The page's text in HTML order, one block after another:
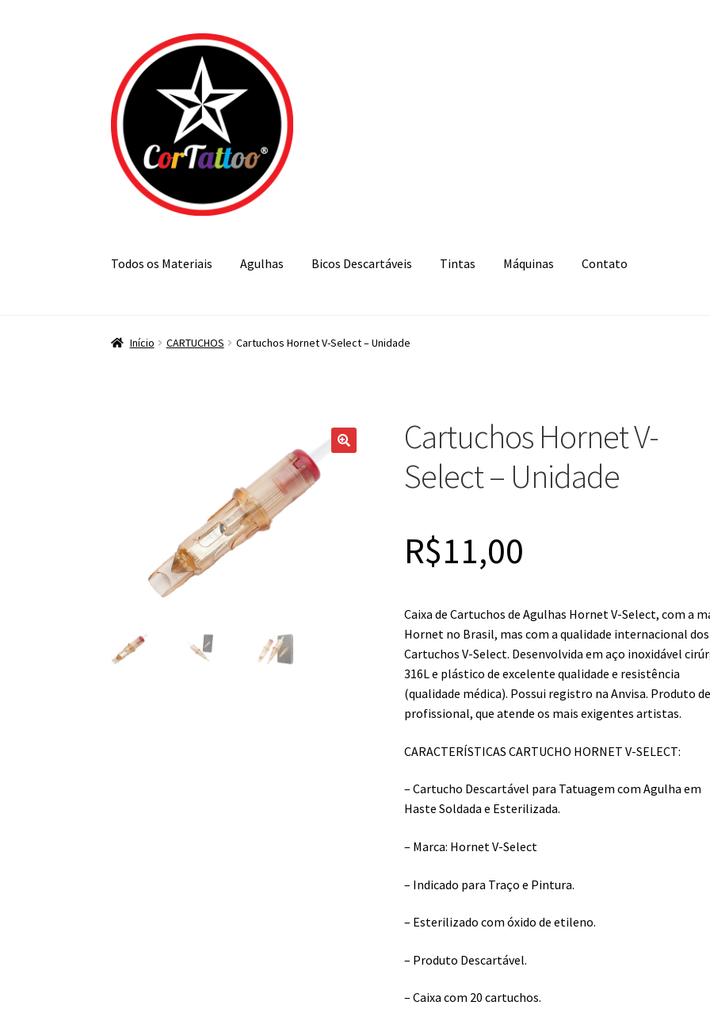
para
navegação
para
conteúdo
Todos os Materiais Agulhas Bicos Descartáveis Tintas Máquinas Contato
Início CARTUCHOS Cartuchos Hornet V-Select – Unidade
Cartuchos Hornet V-
Select – Unidade
R$11,00
Caixa de Cartuchos de Agulhas Hornet V-Select, com a
Hornet no Brasil, mas com a qualidade internacional dos
Cartuchos V-Select. Desenvolvida em aço inoxidável
316L e plástico de excelente qualidade e resistência
(qualidade médica). Possui registro na Anvisa. Produto
profissional, que atende os mais exigentes artistas.
CARACTERÍSTICAS CARTUCHO HORNET V-SELECT:
– Cartucho Descartável para Tatuagem com Agulha em
Haste Soldada e Esterilizada.
– Marca: Hornet V-Select
– Indicado para Traço e Pintura.
– Esterilizado com óxido de etileno.
– Produto Descartável.
– Caixa com 20 cartuchos.